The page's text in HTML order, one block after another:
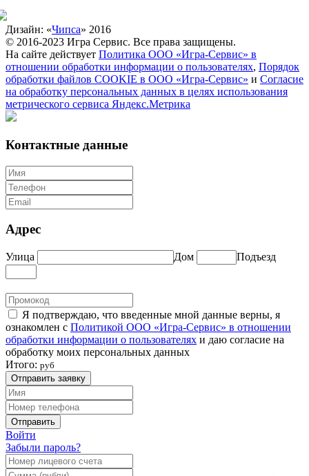
Дизайн: «Чипса» 2016
© 2016-2023 Игра Сервис. Все права защищены.
На сайте действует Политика ООО «Игра-Сервис» в
отношении обработки информации о пользователях, Порядок
обработки файлов COOKIE в ООО «Игра-Сервис» и Согласие
на обработку персональных данных в целях использования
метрического сервиса Яндекс.Метрика
Контактные данные
Адрес
Улица Дом Подъезд
Я подтверждаю, что введенные мной данные верны, я
ознакомлен с Политикой ООО «Игра-Сервис» в отношении
обработки информации о пользователях и даю согласие на
обработку моих персональных данных
Итого: руб
Отправить заявку
Отправить
Войти
Забыли пароль?